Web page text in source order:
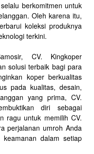
berkomitmen untuk
Oleh karena itu,
koleksi produknya
terkini.
CV. Kingkoper
solusi terbaik bagi para
koper berkualitas
pada kualitas, desain,
yang prima, CV.
diri sebagai
ragu untuk memilih CV.
perjalanan umroh Anda
dalam setiap